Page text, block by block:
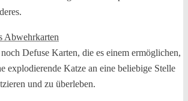
Defuse Karten, die es einem ermöglichen,
explodierende Katze an eine beliebige Stelle
und zu überleben.